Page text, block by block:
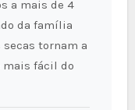
da família
tornam a
fácil do